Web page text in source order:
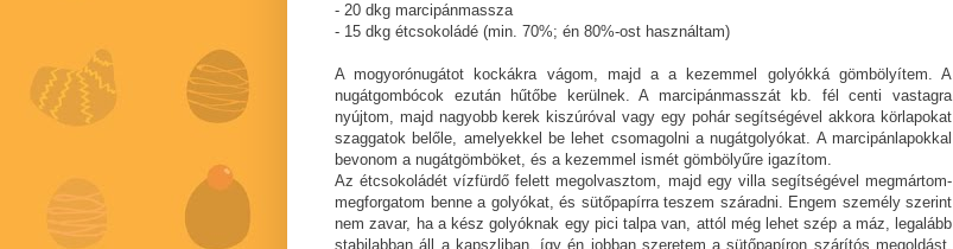
- 20 dkg marcipánmassza
- 15 dkg étcsokoládé (min. 70%; én 80%-ost használtam)
A mogyorónugátot kockákra vágom, majd a a kezemmel golyókká gömbölyítem. A
nugátgombócok ezután hűtőbe kerülnek. A marcipánmasszát kb. fél centi vastagra
nyújtom, majd nagyobb kerek kiszúróval vagy egy pohár segítségével akkora körlapokat
szaggatok belőle, amelyekkel be lehet csomagolni a nugátgolyókat. A marcipánlapokkal
bevonom a nugátgömböket, és a kezemmel ismét gömbölyűre igazítom.
Az étcsokoládét vízfürdő felett megolvasztom, majd egy villa segítségével megmártom-
megforgatom benne a golyókat, és sütőpapírra teszem száradni. Engem személy szerint
nem zavar, ha a kész golyóknak egy pici talpa van, attól még lehet szép a máz, legalább
stabilabban áll a kapszliban, így én jobban szeretem a sütőpapíron szárítós megoldást.